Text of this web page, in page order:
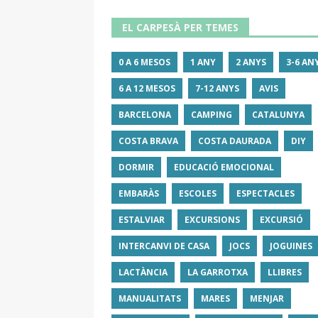
EL CARPESÀ PER TEMES
0 A 6 MESOS 1 ANY 2 ANYS 3-6
6 A 12 MESOS 7-12 ANYS AVIS
BARCELONA CAMPING CATALUNYA
COSTA BRAVA COSTA DAURADA DIY
DORMIR EDUCACIÓ EMOCIONAL
EMBARÀS ESCOLES ESPECTACLES
ESTALVIAR EXCURSIONS EXCURSIÓ
INTERCANVI DE CASA JOCS JOGUINES
LACTÀNCIA LA GARROTXA LLIBRES
MANUALITATS MARES MENJAR